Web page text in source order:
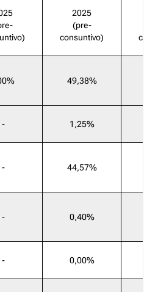
2025
(pre-
consuntivo)
49,38%
- 1,25%
- 44,57%
- 0,40%
- 0,00%